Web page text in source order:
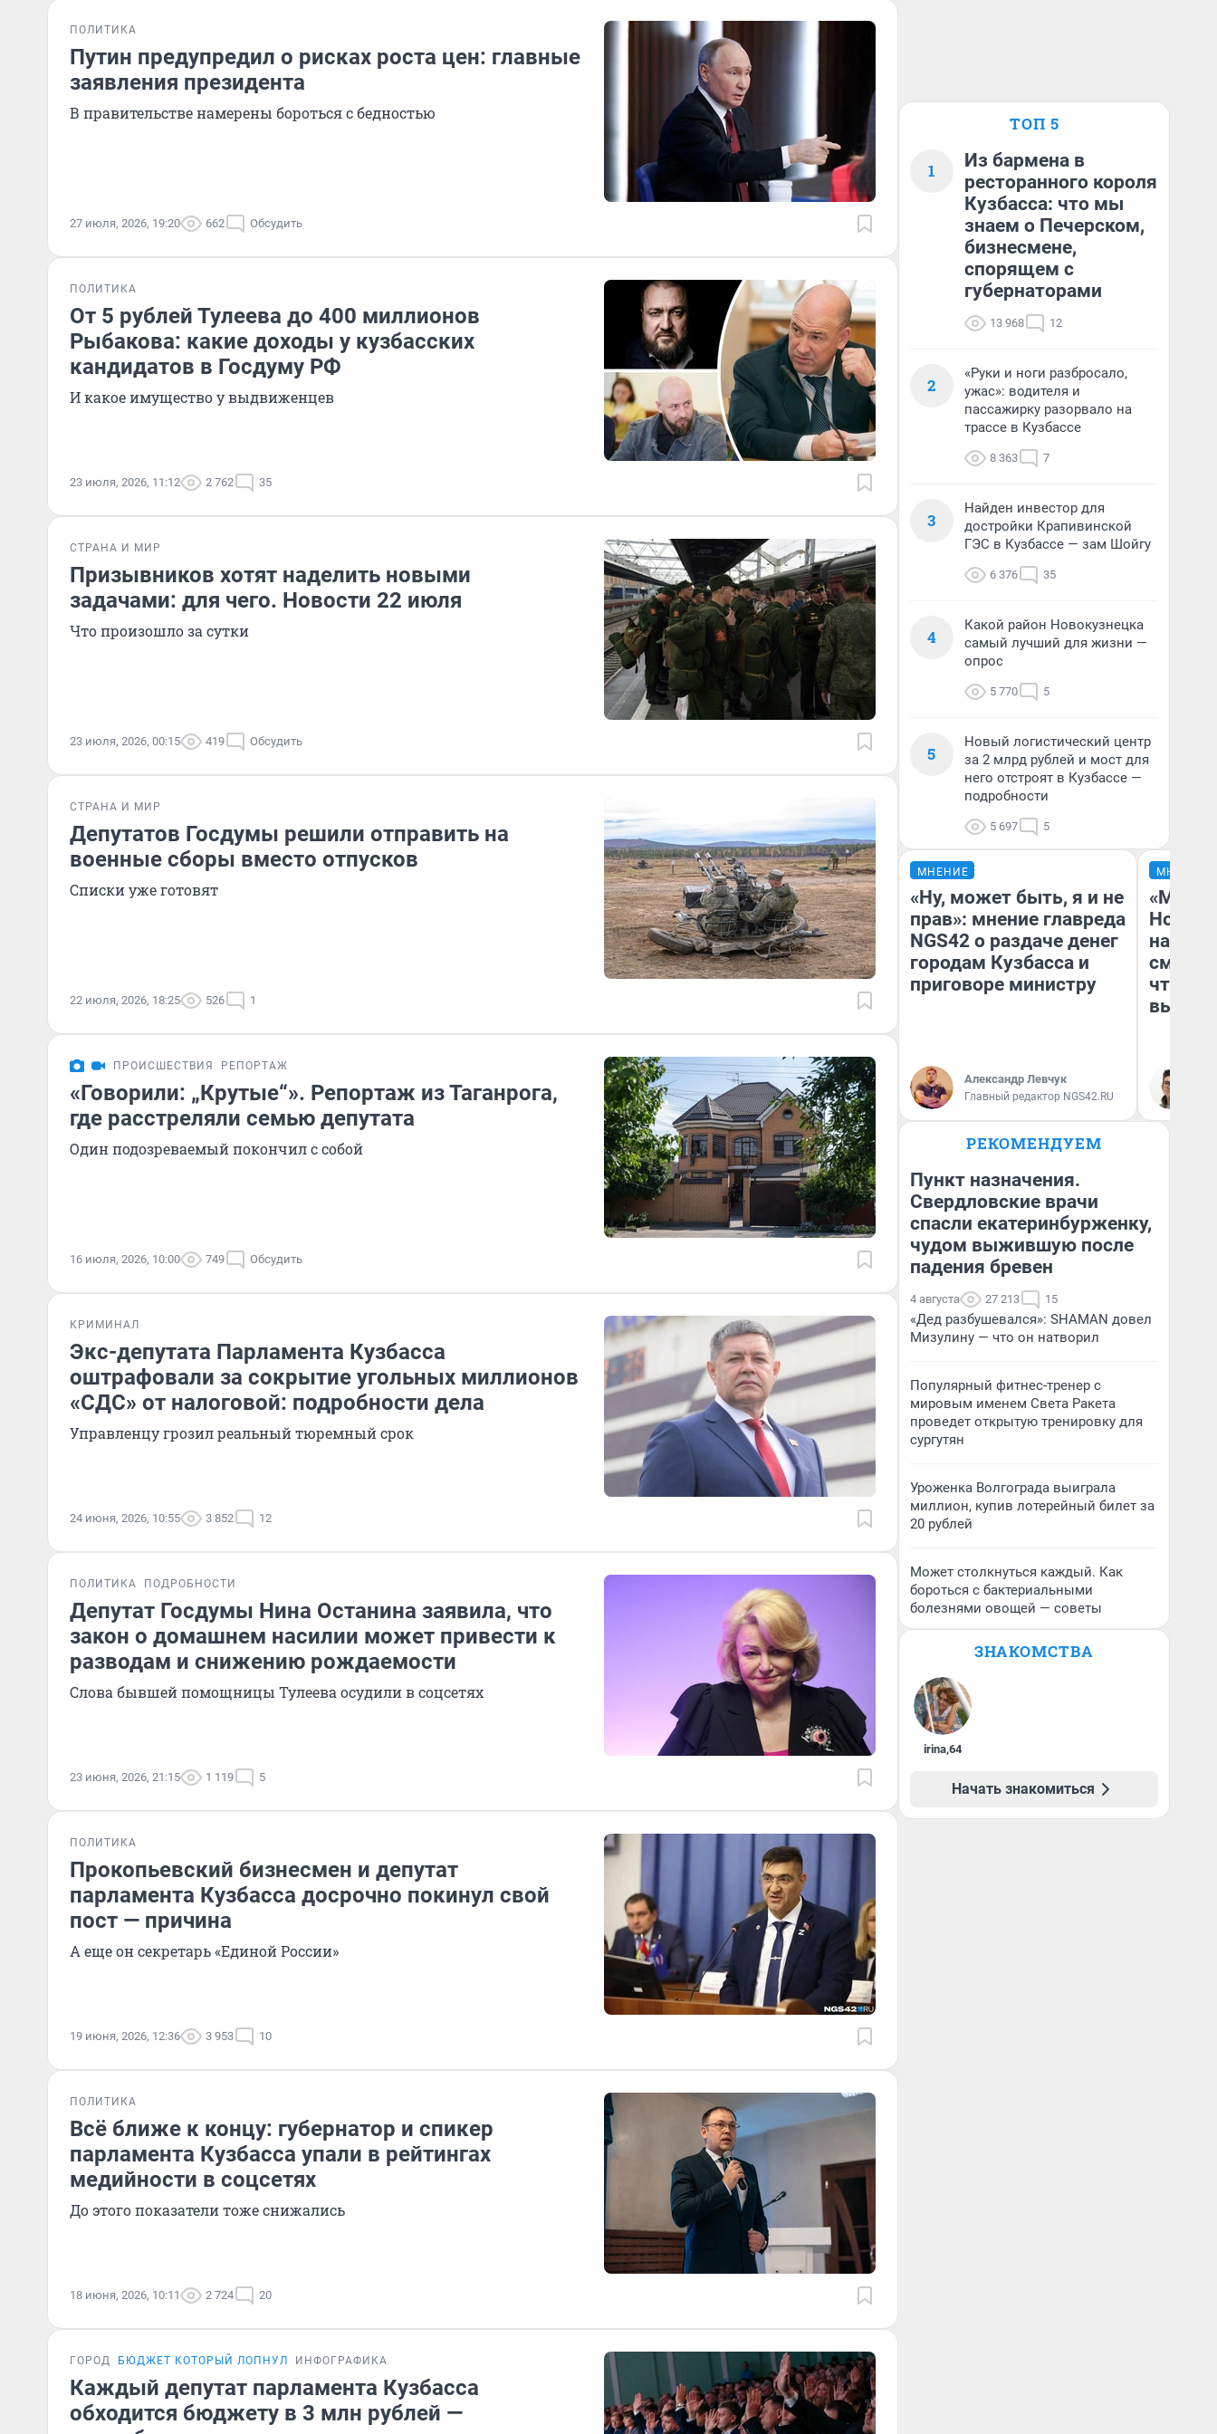
ПОЛИТИКА
Путин предупредил о рисках роста цен: главные
заявления президента
В правительстве намерены бороться с бедностью
27 июля, 2026, 19:20 662 Обсудить
ПОЛИТИКА
От 5 рублей Тулеева до 400 миллионов
Рыбакова: какие доходы у кузбасских
кандидатов в Госдуму РФ
И какое имущество у выдвиженцев
23 июля, 2026, 11:12 2 762 35
СТРАНА И МИР
Призывников хотят наделить новыми
задачами: для чего. Новости 22 июля
Что произошло за сутки
23 июля, 2026, 00:15 419 Обсудить
СТРАНА И МИР
Депутатов Госдумы решили отправить на
военные сборы вместо отпусков
Списки уже готовят
22 июля, 2026, 18:25 526 1
ПРОИСШЕСТВИЯ РЕПОРТАЖ
«Говорили: „Крутые“». Репортаж из Таганрога,
где расстреляли семью депутата
Один подозреваемый покончил с собой
16 июля, 2026, 10:00 749 Обсудить
КРИМИНАЛ
Экс-депутата Парламента Кузбасса
оштрафовали за сокрытие угольных миллионов
«СДС» от налоговой: подробности дела
Управленцу грозил реальный тюремный срок
24 июня, 2026, 10:55 3 852 12
ПОЛИТИКА ПОДРОБНОСТИ
Депутат Госдумы Нина Останина заявила, что
закон о домашнем насилии может привести к
разводам и снижению рождаемости
Слова бывшей помощницы Тулеева осудили в соцсетях
23 июня, 2026, 21:15 1 119 5
ПОЛИТИКА
Прокопьевский бизнесмен и депутат
парламента Кузбасса досрочно покинул свой
пост — причина
А еще он секретарь «Единой России»
19 июня, 2026, 12:36 3 953 10
ПОЛИТИКА
Всё ближе к концу: губернатор и спикер
парламента Кузбасса упали в рейтингах
медийности в соцсетях
До этого показатели тоже снижались
18 июня, 2026, 10:11 2 724 20
ГОРОД БЮДЖЕТ КОТОРЫЙ ЛОПНУЛ ИНФОГРАФИКА
Каждый депутат парламента Кузбасса
обходится бюджету в 3 млн рублей —
ТОП 5
1
Из бармена в
ресторанного короля
Кузбасса: что мы
знаем о Печерском,
бизнесмене,
спорящем с
губернаторами
13 968 12
2
«Руки и ноги разбросало,
ужас»: водителя и
пассажирку разорвало на
трассе в Кузбассе
8 363 7
3
Найден инвестор для
достройки Крапивинской
ГЭС в Кузбассе — зам Шойгу
6 376 35
4
Какой район Новокузнецка
самый лучший для жизни —
опрос
5 770 5
5
Новый логистический центр
за 2 млрд рублей и мост для
него отстроят в Кузбассе —
подробности
5 697 5
МНЕНИЕ
«Ну, может быть, я и не
прав»: мнение главреда
NGS42 о раздаче денег
городам Кузбасса и
приговоре министру
Александр Левчук
Главный редактор NGS42.RU
МНЕНИЕ
«Мы
чтобы
РЕКОМЕНДУЕМ
Пункт назначения.
Свердловские врачи
спасли екатеринбурженку,
чудом выжившую после
падения бревен
4 августа 27 213 15
«Дед разбушевался»: SHAMAN довел
Мизулину — что он натворил
Популярный фитнес-тренер с
мировым именем Света Ракета
проведет открытую тренировку для
сургутян
Уроженка Волгограда выиграла
миллион, купив лотерейный билет за
20 рублей
Может столкнуться каждый. Как
бороться с бактериальными
болезнями овощей — советы
ЗНАКОМСТВА
irina,64
Начать знакомиться